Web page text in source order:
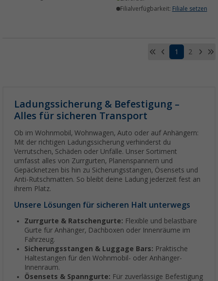
Filialverfügbarkeit: Filiale setzen
1 2
Ladungssicherung & Befestigung –
Alles für sicheren Transport
Ob im Wohnmobil, Wohnwagen, Auto oder auf Anhängern:
Mit der richtigen Ladungssicherung verhinderst du
Verrutschen, Schäden oder Unfälle. Unser Sortiment
umfasst alles von Zurrgurten, Planenspannern und
Gepäcknetzen bis hin zu Sicherungsstangen, Ösensets und
Anti-Rutschmatten. So bleibt deine Ladung jederzeit fest an
ihrem Platz.
Unsere Lösungen für sicheren Halt unterwegs
Zurrgurte & Ratschengurte: Flexible und belastbare
Gurte für Anhänger, Dachboxen oder Innenräume im
Fahrzeug.
Sicherungsstangen & Luggage Bars: Praktische
Haltestangen für den Wohnmobil- oder Anhänger-
Innenraum.
Ösensets & Spanngurte: Für zuverlässige Befestigung